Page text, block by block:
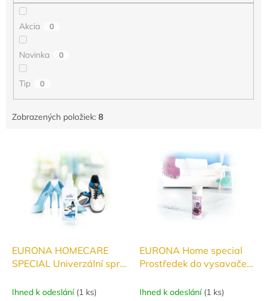
Akcia 0
Novinka 0
Tip 0
Zobrazených položiek: 8
EURONA HOMECARE
SPECIAL Univerzální sprej
100ml
Ihned k odeslání (1 ks)
EURONA Home special
Prostředek do vysavače
roztočů
Ihned k odeslání (1 ks)